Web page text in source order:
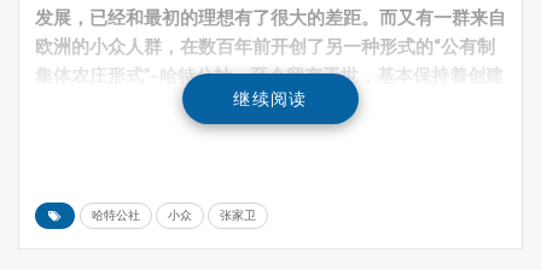
发展，已经和最初的理想有了很大的差距。而又有一群来自
欧洲的小众人群，在数百年前开创了另一种形式的“公有制
集体农庄形式”–哈特公社，至今留存于世，基本保持着创建
之初的理想及运作方式，并散落在世界各地。灰熊研究院首
席研究员张家卫教授、研究员吴鹏先生，为寻求“小众模式”
别将两位研究员的沥心之作编辑成哈特公社的系列文章，分
六期刊出，欢迎大家持续关注。
继续阅读
哈特公社 小众 张家卫